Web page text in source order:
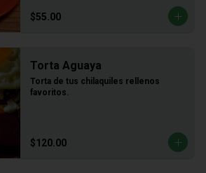
$55.00
Torta Aguaya
Torta de tus chilaquiles rellenos
favoritos.
$120.00